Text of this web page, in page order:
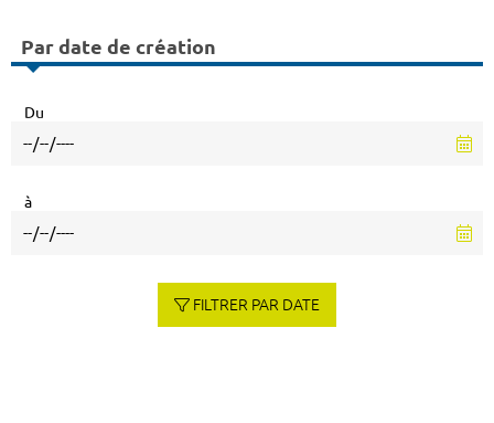
Par date de création
Du
à
FILTRER PAR DATE